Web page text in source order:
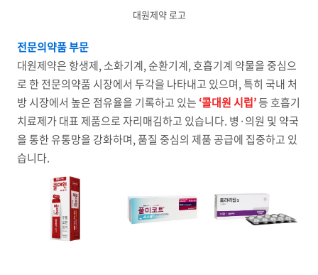
대원제약 로고
전문의약품 부문
대원제약은 항생제, 소화기계, 순환기계, 호흡기계 약물을 중심으
로 한 전문의약품 시장에서 두각을 나타내고 있으며, 특히 국내 처
방 시장에서 높은 점유율을 기록하고 있는 ‘콜대원 시럽’등 호흡기
치료제가 대표 제품으로 자리매김하고 있습니다. 병·의원 및 약국
을 통한 유통망을 강화하며, 품질 중심의 제품 공급에 집중하고 있
습니다.